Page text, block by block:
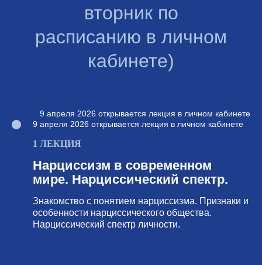
вторник по
расписанию в личном
кабинете)
9 апреля 2026 открывается лекция в личном кабинете
9 апреля 2026 открывается лекция в личном кабинете
1 ЛЕКЦИЯ
Нарциссизм в современном
мире. Нарциссический спектр.
Знакомство с понятием нарциссизма. Признаки и
особенности нарциссического общества.
Нарциссический спектр личности.